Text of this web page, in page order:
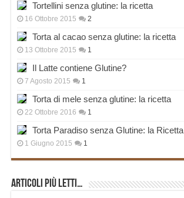
Tortellini senza glutine: la ricetta
16 Ottobre 2015 2
Torta al cacao senza glutine: la ricetta
13 Ottobre 2015 1
Il Latte contiene Glutine?
7 Agosto 2015 1
Torta di mele senza glutine: la ricetta
22 Ottobre 2016 1
Torta Paradiso senza Glutine: la Ricetta
1 Giugno 2015 1
Articoli più Letti…